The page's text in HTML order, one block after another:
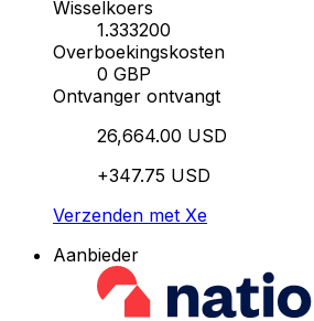
Wisselkoers
1.333200
Overboekingskosten
0 GBP
Ontvanger ontvangt
26,664.00 USD
+347.75 USD
Verzenden met Xe
Aanbieder